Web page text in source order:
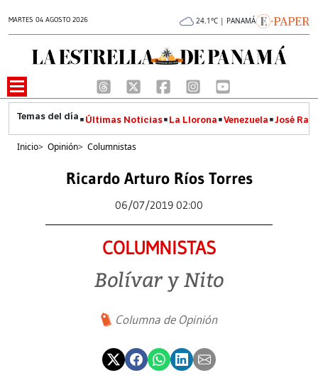
MARTES 04 AGOSTO 2026 24.1°C | PANAMÁ
Últimas Noticias La Llorona Venezuela José
Inicio> Opinión> Columnistas
Ricardo Arturo Ríos Torres
06/07/2019 02:00
COLUMNISTAS
Bolívar y Nito
Columna de Opinión